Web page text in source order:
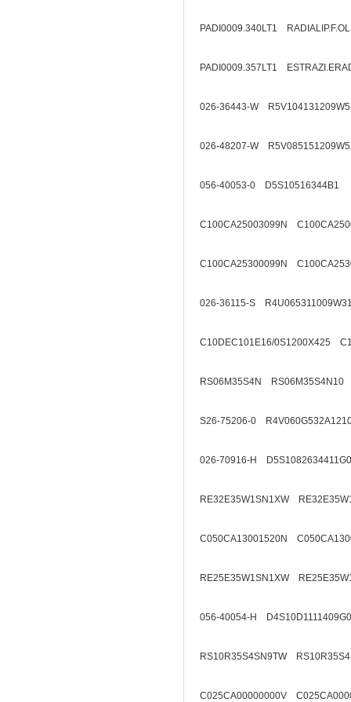
PADI0009.340LT1
PADI0009.357LT1
026-36443-W
026-48207-W
056-40053-0 D5S10516344B1
C100CA25003099N
C100CA25300099N
026-36115-S
C10DEC101E16/0S1200X425
RS06M35S4N RS06M35S4N10
S26-75206-0
026-70916-H
RE32E35W1SN1XW
C050CA13001520N
RE25E35W1SN1XW
056-40054-H
RS10R35S4SN9TW
C025CA00000000V